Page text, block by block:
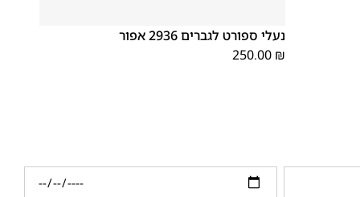
נעלי ספורט לגברים 2936 אפור
250.00 ₪